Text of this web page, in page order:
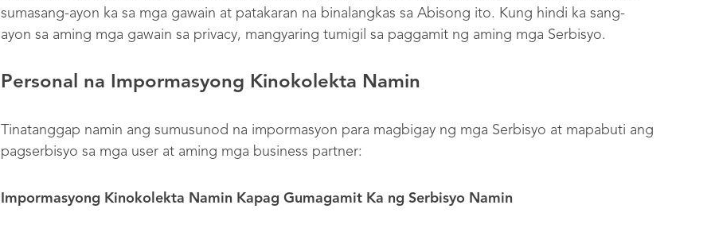
sumasang-ayon ka sa mga gawain at patakaran na binalangkas sa Abisong ito. Kung hindi ka sang-
ayon sa aming mga gawain sa privacy, mangyaring tumigil sa paggamit ng aming mga Serbisyo.
Personal na Impormasyong Kinokolekta Namin
Tinatanggap namin ang sumusunod na impormasyon para magbigay ng mga Serbisyo at mapabuti ang
pagserbisyo sa mga user at aming mga business partner:
Impormasyong Kinokolekta Namin Kapag Gumagamit Ka ng Serbisyo Namin